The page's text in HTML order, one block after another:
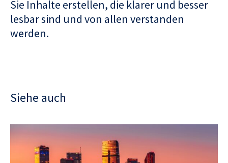
Sie Inhalte erstellen, die klarer und besser
lesbar sind und von allen verstanden
werden.
Siehe auch